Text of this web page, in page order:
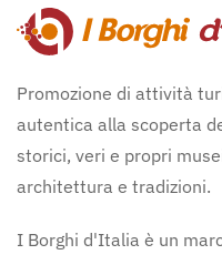
Promozione di attività
autentica alla scoperta
storici, veri e propri
architettura e tradizioni.
I Borghi d'Italia è un